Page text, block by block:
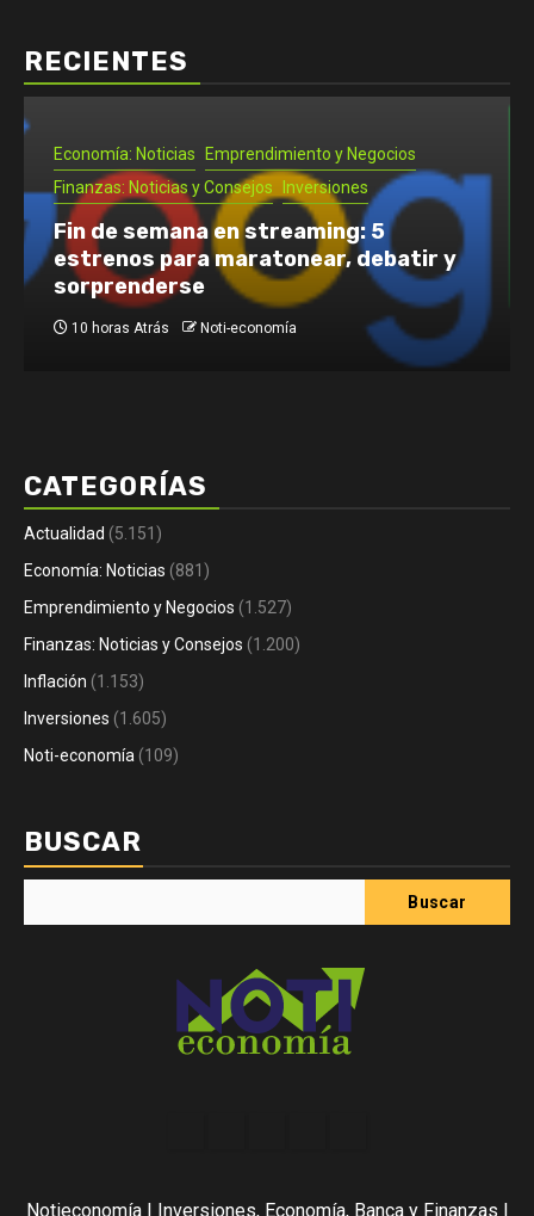
RECIENTES
Inversiones
Noti- Economia: Cómo empezar una
pizzería en Chile: requisitos, pasos y
costos
2 días Atrás Noti-economía
CATEGORÍAS
Actualidad (5.151)
Economía: Noticias (881)
Emprendimiento y Negocios (1.527)
Finanzas: Noticias y Consejos (1.200)
Inflación (1.153)
Inversiones (1.605)
Noti-economía (109)
BUSCAR
Buscar
Noti-
Notieconomía | Inversiones, Economía, Banca y Finanzas |